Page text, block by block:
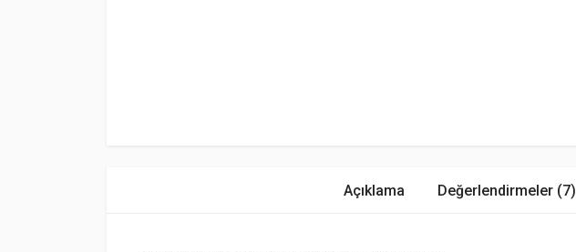
Açıklama Değerlendirmeler (7)